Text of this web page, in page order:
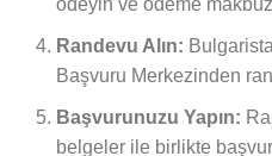
Randevu Alın:
Başvuru Merkezinden
Başvurunuzu Yapın:
belgeler ile birlikte